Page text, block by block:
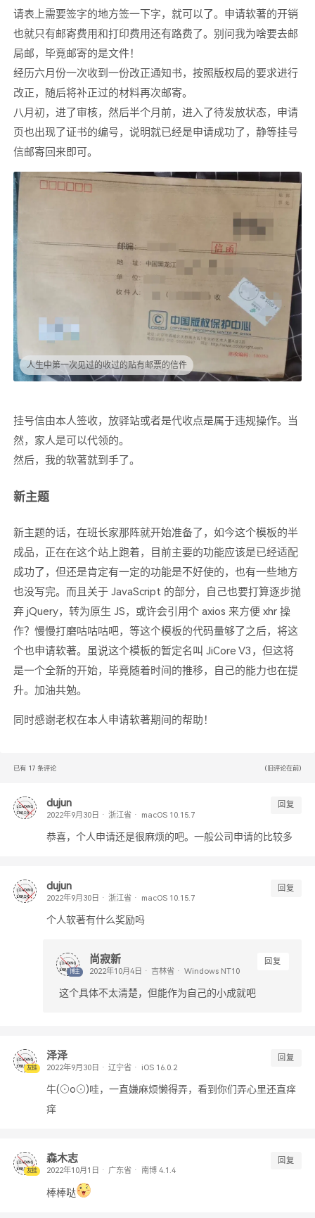
请表上需要签字的地方签一下字，就可以了。申请软著的开销
也就只有邮寄费用和打印费用还有路费了。别问我为啥要去邮
局邮，毕竟邮寄的是文件！
经历六月份一次收到一份改正通知书，按照版权局的要求进行
改正，随后将补正过的材料再次邮寄。
八月初，进了审核，然后半个月前，进入了待发放状态，申请
页也出现了证书的编号，说明就已经是申请成功了，静等挂号
信邮寄回来即可。
人生中第一次见过的收过的贴有邮票的信件
挂号信由本人签收，放驿站或者是代收点是属于违规操作。当
然，家人是可以代领的。
然后，我的软著就到手了。
新主题
新主题的话，在班长家那阵就开始准备了，如今这个模板的半
成品，正在在这个站上跑着，目前主要的功能应该是已经适配
成功了，但还是肯定有一定的功能是不好使的，也有一些地方
也没写完。而且关于 JavaScript 的部分，自己也要打算逐步抛
弃 jQuery，转为原生 JS，或许会引用个 axios 来方便 xhr 操
作？慢慢打磨咕咕咕吧，等这个模板的代码量够了之后，将这
个也申请软著。虽说这个模板的暂定名叫 JiCore V3，但这将
是一个全新的开始，毕竟随着时间的推移，自己的能力也在提
升。加油共勉。
同时感谢老权在本人申请软著期间的帮助！
已有 17条评论 (旧评论在前)
回复
dujun
浙江省 macOS 10.15.7
恭喜，个人申请还是很麻烦的吧。一般公司申请的比较多
回复
dujun
浙江省 macOS 10.15.7
个人软著有什么奖励吗
博主
回复
尚寂新
吉林省 Windows NT10
这个具体不太清楚，但能作为自己的小成就吧
友链
回复
泽泽
辽宁省 iOS 16.0.2
牛(⊙o⊙)哇，一直嫌麻烦懒得弄，看到你们弄心里还直痒
痒
友链
回复
森木志
广东省 南博 4.1.4
棒棒哒